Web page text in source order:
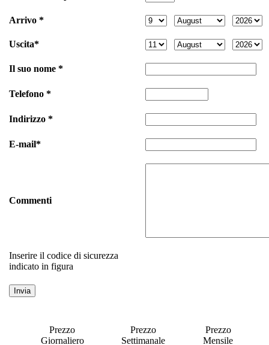
Arrivo *
Uscita*
Il suo nome *
Telefono *
Indirizzo *
E-mail*
Commenti
Inserire il codice di sicurezza
indicato in figura
Prezzo
Giornaliero
Prezzo
Settimanale
Prezzo
Mensile